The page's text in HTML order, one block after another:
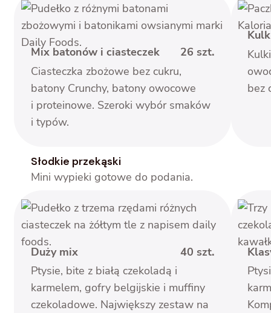
Mix batonów i ciasteczek
26 szt.
Ciasteczka zbożowe bez cukru,
batony Crunchy, batony owocowe
i proteinowe. Szeroki wybór smaków
i typów.
bez
Słodkie przekąski
Mini wypieki gotowe do podania.
Duży mix
40 szt.
Ptysie, bite z białą czekoladą i
karmelem, gofry belgijskie i muffiny
czekoladowe. Największy zestaw na